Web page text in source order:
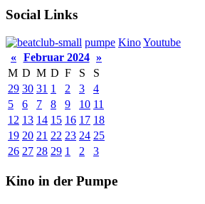
Social Links
pumpe KinoYoutube
« Februar 2024 »
M D M D F S
S
29 30 31 1 2 3
4
5
6 7 8 9 10 11
12 13 14 15 16 17 18
19 20 21 22 23 24 25
26 27 28 29 1 2 3
Kino in der Pumpe